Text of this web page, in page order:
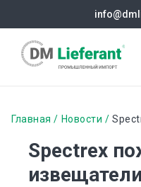
содержанию
Строка
навигации
Главная Новости
Spectrex
извещатели